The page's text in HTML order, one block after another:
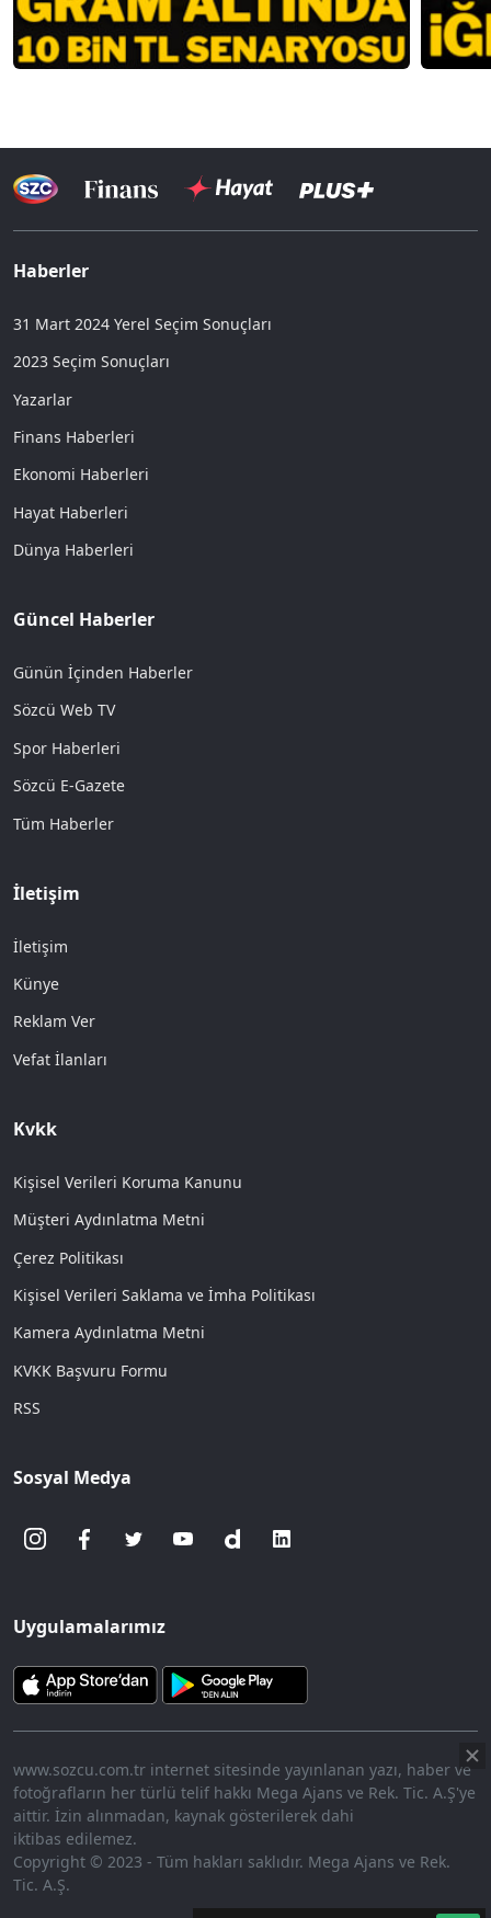
Aç
10.12%
Haberler
31 Mart 2024 Yerel Seçim Sonuçları
2023 Seçim Sonuçları
Yazarlar
Finans Haberleri
Ekonomi Haberleri
Hayat Haberleri
Dünya Haberleri
Güncel Haberler
Günün İçinden Haberler
Sözcü Web TV
Spor Haberleri
Sözcü E-Gazete
Tüm Haberler
İletişim
İletişim
Künye
Reklam Ver
Vefat İlanları
Kvkk
Kişisel Verileri Koruma Kanunu
Müşteri Aydınlatma Metni
Çerez Politikası
Kişisel Verileri Saklama ve İmha Politikası
Kamera Aydınlatma Metni
KVKK Başvuru Formu
RSS
Sosyal Medya
Uygulamalarımız
www.sozcu.com.tr internet sitesinde yayınlanan yazı, haber ve
fotoğrafların her türlü telif hakkı Mega Ajans ve Rek. Tic. A.Ş'ye
aittir. İzin alınmadan, kaynak gösterilerek dahi
iktibas edilemez.
Copyright © 2023 - Tüm hakları saklıdır. Mega Ajans ve Rek.
Tic. A.Ş.